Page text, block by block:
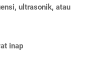
ultrasonik, atau
inap